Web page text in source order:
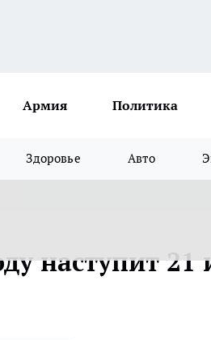
Армия Политика
Здоровье Авто
наступит 21